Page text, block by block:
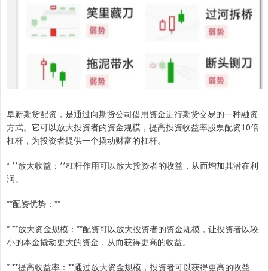
阜新期货配资，是通过向期货公司借用资金进行期货交易的一种融资
方式。它可以放大投资者的资金规模，提高投资收益率股票配资10倍
杠杆，为投资者提供一个撬动财富的杠杆。
* **放大收益：**杠杆作用可以放大投资者的收益，从而增加其潜在利
润。
**配资优势：**
* **放大资金规模：**配资可以放大投资者的资金规模，让投资者以较
小的本金撬动更大的资金，从而获得更高的收益。
* **提高收益率：**通过放大资金规模，投资者可以获得更高的收益